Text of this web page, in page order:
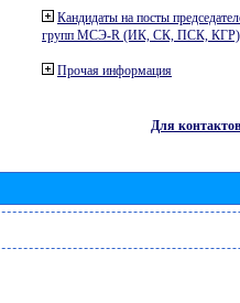
Кандидаты на посты
групп МСЭ-R (ИК, СК, ПСК, КГР)
Прочая информация
Для контактов